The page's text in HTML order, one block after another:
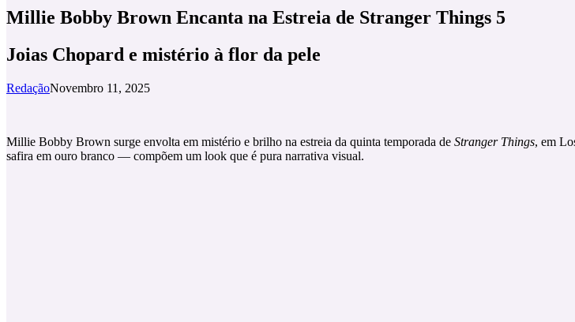
Millie Bobby Brown Encanta na Estreia de Stranger Things 5
Joias Chopard e mistério à flor da pele
RedaçãoNovembro 11, 2025
Millie Bobby Brown surge envolta em mistério e brilho na estreia da quinta temporada de Stranger Things, em
safira em ouro branco — compõem um look que é pura narrativa visual.